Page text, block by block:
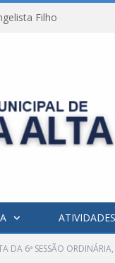
Filho
DA 6ª SESSÃO